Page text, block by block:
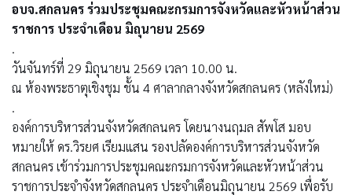
อบจ.สกลนคร ร่วมประชุมคณะกรมการจังหวัดและหัวหน้าส่วน
ราชการ ประจำเดือน มิถุนายน 2569
.
วันจันทร์ที่ 29 มิถุนายน 2569 เวลา 10.00 น.
ณ ห้องพระธาตุเชิงชุม ชั้น 4 ศาลากลางจังหวัดสกลนคร (หลังใหม่)
.
องค์การบริหารส่วนจังหวัดสกลนคร โดยนางนฤมล สัพโส มอบ
หมายให้ ดร.วิรยศ เรียมแสน รองปลัดองค์การบริหารส่วนจังหวัด
สกลนคร เข้าร่วมการประชุมคณะกรมการจังหวัดและหัวหน้าส่วน
ราชการประจำจังหวัดสกลนคร ประจำเดือนมิถุนายน 2569 เพื่อรับ